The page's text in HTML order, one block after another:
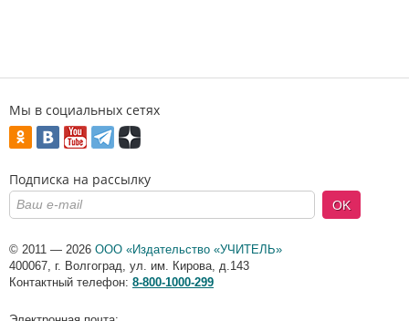
Мы в социальных сетях
Подписка на рассылку
OK
© 2011 — 2026 ООО «Издательство «УЧИТЕЛЬ»
400067, г. Волгоград, ул. им. Кирова, д.143
Контактный телефон: 8-800-1000-299